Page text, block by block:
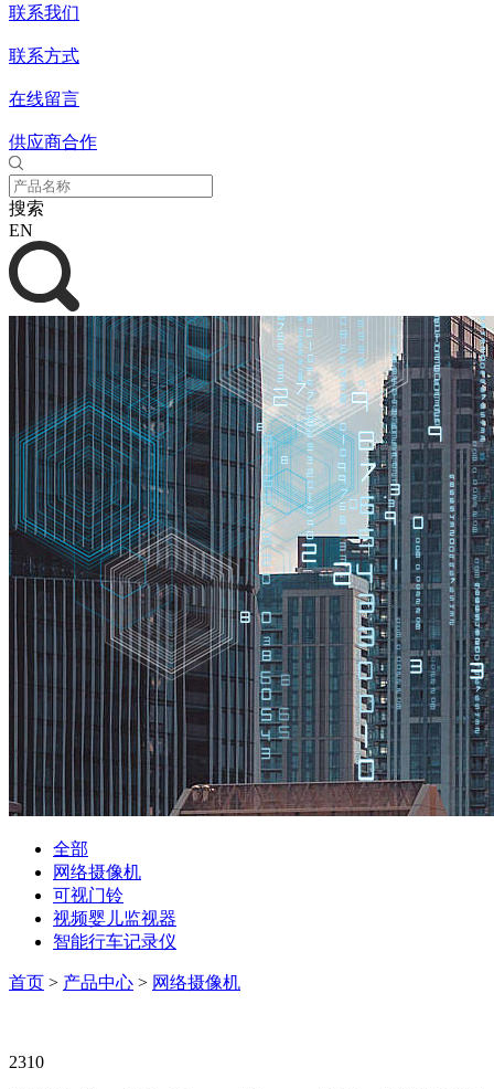
联系我们
联系方式
在线留言
供应商合作
搜索
EN
全部
网络摄像机
可视门铃
视频婴儿监视器
智能行车记录仪
首页 > 产品中心 > 网络摄像机
2310